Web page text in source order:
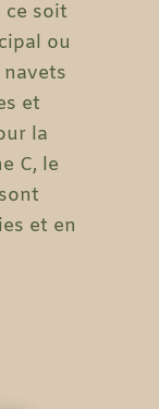
ce soit
ou
et
la
C, le
et en